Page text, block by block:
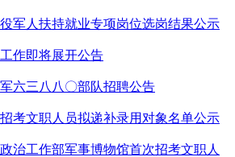
军人扶持就业专项岗位选岗结果公示
作即将展开公告
六三八八〇部队招聘公告
考文职人员拟递补录用对象名单公示
治工作部军事博物馆首次招考文职人